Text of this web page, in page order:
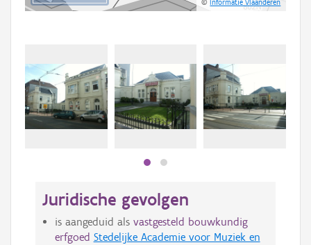
©Informatie Vlaanderen
Juridische gevolgen
is aangeduid als vastgesteld bouwkundig
erfgoed Stedelijke Academie voor Muziek en